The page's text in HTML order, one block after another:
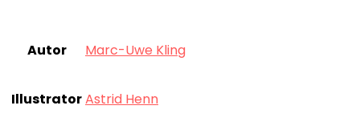
Autor Marc-Uwe Kling
IllustratorAstrid Henn